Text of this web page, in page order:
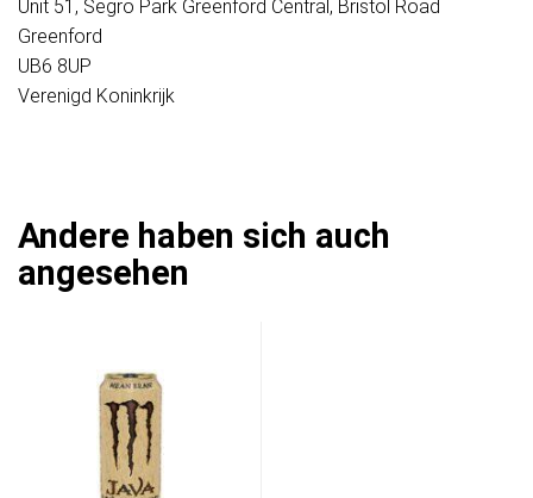
Unit 51, Segro Park Greenford Central, Bristol Road
Greenford
UB6 8UP
Verenigd Koninkrijk
Andere haben sich auch
angesehen